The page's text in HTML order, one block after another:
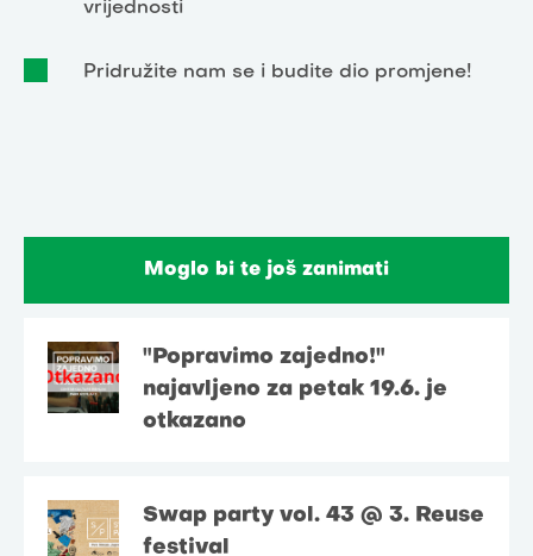
vrijednosti
Pridružite nam se i budite dio promjene!
Moglo bi te još zanimati
"Popravimo zajedno!"
najavljeno za petak 19.6. je
otkazano
Swap party vol. 43 @ 3. Reuse
festival